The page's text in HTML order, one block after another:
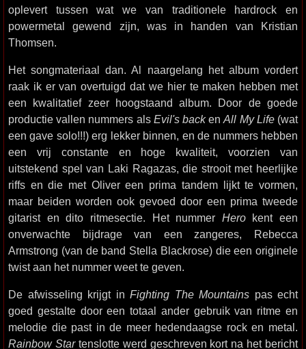
oplevert tussen wat we van traditionele hardrock en
powermetal gewend zijn, was in handen van Kristian
Thomsen.
Het songmateriaal dan. Al naargelang het album vordert
raak ik er van overtuigd dat we hier te maken hebben met
een kwalitatief zeer hoogstaand album. Door de goede
productie vallen nummers als Evil's backenAll My Life(wat
een gave solo!!!) erg lekker binnen, en de nummers hebben
een vrij constante en hoge kwaliteit, voorzien van
uitstekend spel van Laki Ragazas, die strooit met heerlijke
riffs en die met Oliver een prima tandem lijkt te vormen,
maar beiden worden ook gevoed door een prima tweede
gitarist en dito ritmesectie. Het nummer Herokent een
onverwachte bijdrage van een zangeres, Rebecca
Armstrong (van de band Stella Blackrose) die een originele
twist aan het nummer weet te geven.
De afwisseling krijgt in Fighting The Mountains pas echt
goed gestalte door een totaal ander gebruik van ritme en
melodie die past in de meer hedendaagse rock en metal.
Rainbow Startenslotte werd geschreven kort na het bericht